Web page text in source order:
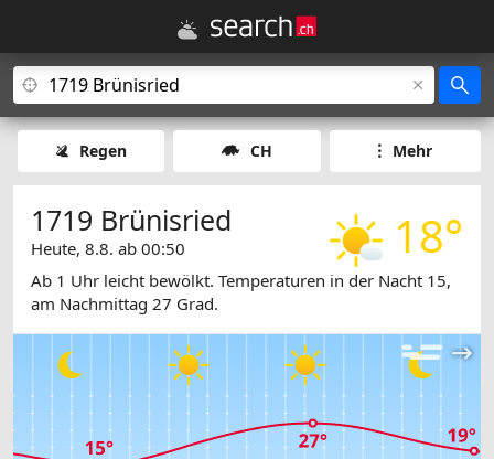
Regen CH Mehr
18°
1719 Brünisried
Heute, 8.8. ab 00:50
Ab 1 Uhr leicht bewölkt. Temperaturen in der Nacht 15,
am Nachmittag 27 Grad.